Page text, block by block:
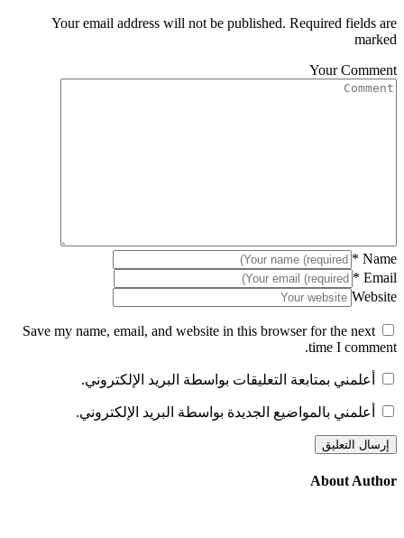
Your email address will not be published. Required fields are
marked
Your Comment
Name
*
Email
*
Website
Save my name, email, and website in this browser for the next
time I comment.
أعلمني بمتابعة التعليقات بواسطة البريد الإلكتروني.
أعلمني بالمواضيع الجديدة بواسطة البريد الإلكتروني.
About Author